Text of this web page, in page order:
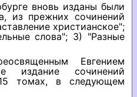
вновь изданы были
из прежних сочинений
христианское";
слова"; 3) "Разные
Евгением
издание сочинений
томах, в следующем